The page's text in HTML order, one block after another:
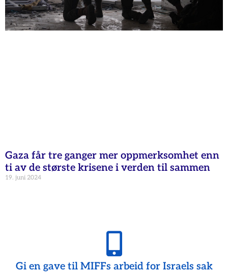
Gaza får tre ganger mer oppmerksomhet enn
ti av de største krisene i verden til sammen
19. juni 2024
Gi en gave til MIFFs arbeid for Israels sak